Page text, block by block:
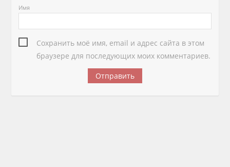
Имя
Сохранить моё имя, email и адрес сайта в этом
браузере для последующих моих комментариев.